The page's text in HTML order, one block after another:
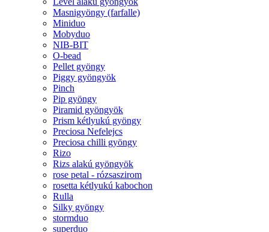
Masnigyöngy (farfalle)
Miniduo
Mobyduo
NIB-BIT
O-bead
Pellet gyöngy
Piggy gyöngyök
Pinch
Pip gyöngy
Piramid gyöngyök
Prism kétlyukú gyöngy
Preciosa Nefelejcs
Preciosa chilli gyöngy
Rizo
Rizs alakú gyöngyök
rose petal - rózsaszirom
rosetta kétlyukú kabochon
Rulla
Silky gyöngy
stormduo
superduo